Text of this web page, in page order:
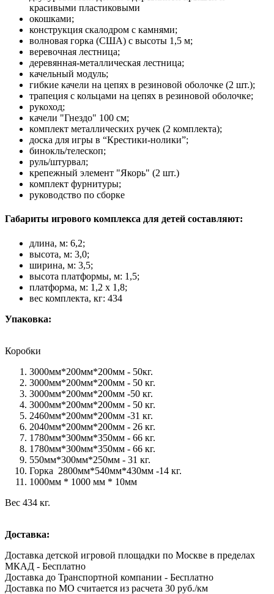
красивыми пластиковыми
окошками;
конструкция скалодром с камнями;
волновая горка (США) с высоты 1,5 м;
веревочная лестница;
деревянная-металлическая лестница;
качельный модуль;
гибкие качели на цепях в резиновой оболочке (2 шт.);
трапеция с кольцами на цепях в резиновой оболочке;
рукоход;
качели "Гнездо" 100 см;
комплект металлических ручек (2 комплекта);
доска для игры в “Крестики-нолики”;
бинокль/телескоп;
руль/штурвал;
крепежный элемент "Якорь" (2 шт.)
комплект фурнитуры;
руководство по сборке
Габариты игрового комплекса для детей составляют:
длина, м: 6,2;
высота, м: 3,0;
ширина, м: 3,5;
высота платформы, м: 1,5;
платформа, м: 1,2 х 1,8;
вес комплекта, кг: 434
Упаковка:
Коробки
3000мм*200мм*200мм - 50кг.
3000мм*200мм*200мм - 50 кг.
3000мм*200мм*200мм -50 кг.
3000мм*200мм*200мм - 50 кг.
2460мм*200мм*200мм -31 кг.
2040мм*200мм*200мм - 26 кг.
1780мм*300мм*350мм - 66 кг.
1780мм*300мм*350мм - 66 кг.
550мм*300мм*250мм - 31 кг.
Горка 2800мм*540мм*430мм -14 кг.
1000мм * 1000 мм * 10мм
Вес 434 кг.
Доставка:
Доставка детской игровой площадки по Москве в пределах
МКАД - Бесплатно
Доставка до Транспортной компании - Бесплатно
Доставка по МО считается из расчета 30 руб./км